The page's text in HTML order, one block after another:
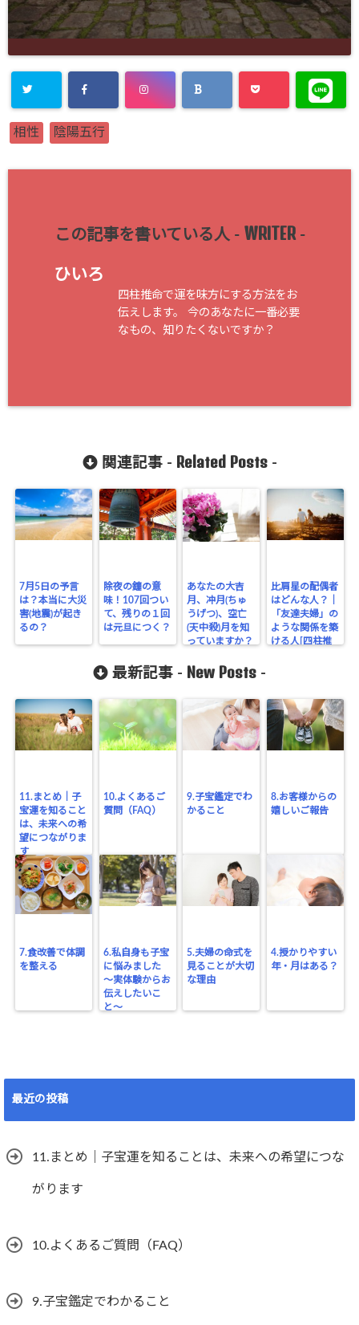
相性 陰陽五行
この記事を書いている人 - WRITER-
ひいろ
四柱推命で運を味方にする方法をお
伝えします。 今のあなたに一番必要
なもの、知りたくないですか？
関連記事 - Related Posts-
7月5日の予言
は？本当に大災
害(地震)が起き
るの？
除夜の鐘の意
味！107回つい
て、残りの１回
は元旦につく？
あなたの大吉
月、冲月(ちゅ
うげつ)、空亡
(天中殺)月を知
っていますか？
比肩星の配偶者
はどんな人？｜
「友達夫婦」の
ような関係を築
ける人[四柱推
最新記事 - New Posts -
11.まとめ｜子
宝運を知ること
は、未来への希
望につながりま
す
10.よくあるご
質問（FAQ）
9.子宝鑑定でわ
かること
8.お客様からの
嬉しいご報告
7.食改善で体調
を整える
6.私自身も子宝
に悩みました
〜実体験からお
伝えしたいこ
と〜
5.夫婦の命式を
見ることが大切
な理由
4.授かりやすい
年・月はある？
最近の投稿
11.まとめ｜子宝運を知ることは、未来への希望につな
がります
10.よくあるご質問（FAQ）
9.子宝鑑定でわかること